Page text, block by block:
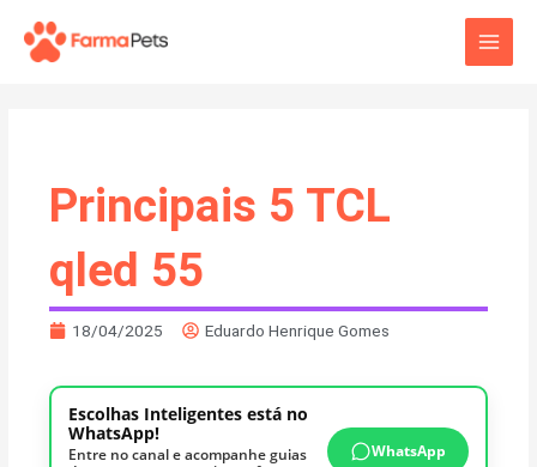
para
Main
Principais 5 TCL
qled 55
18/04/2025 Eduardo Henrique Gomes
Escolhas Inteligentes está no
WhatsApp!
Entre no canal e acompanhe guias
WhatsApp